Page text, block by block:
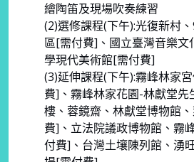
繪陶笛及現場吹奏練習
(2)選修課程(下午):光復新村
區[需付費]、國立臺灣音樂文
學現代美術館[需付費]
(3)延伸課程(下午):霧峰林家
費]、霧峰林家花園-林獻堂先
樓、蓉鏡齋、林獻堂博物館
費]、立法院議政博物館、霧
付費]、台灣土壤陳列館、湧